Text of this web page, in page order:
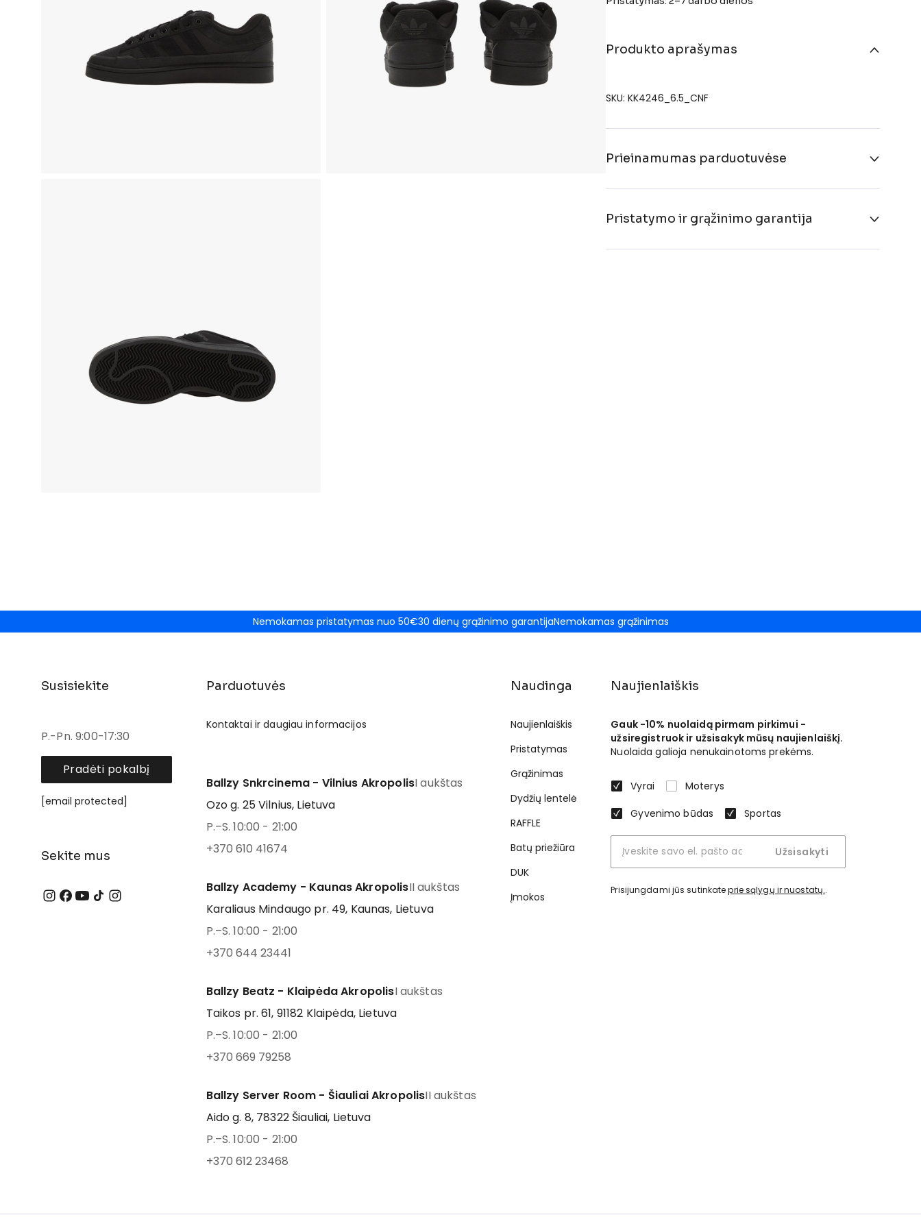
Produkto aprašymas
SKU: KK4246_6.5_CNF
Prieinamumas parduotuvėse
Pristatymo ir grąžinimo garantija
Nemokamas pristatymas nuo 50€30 dienų grąžinimo garantijaNemokamas grąžinimas
Susisiekite
P.-Pn. 9:00-17:30
Pradėti pokalbį
[email protected]
Sekite mus
Parduotuvės
Kontaktai ir daugiau informacijos
Ballzy Snkrcinema - Vilnius AkropolisI aukštas
Ozo g. 25 Vilnius, Lietuva
P.–S. 10:00 - 21:00
+370 610 41674
Ballzy Academy - Kaunas AkropolisII aukštas
Karaliaus Mindaugo pr. 49, Kaunas, Lietuva
P.–S. 10:00 - 21:00
+370 644 23441
Ballzy Beatz - Klaipėda AkropolisI aukštas
Taikos pr. 61, 91182 Klaipėda, Lietuva
P.–S. 10:00 - 21:00
+370 669 79258
Ballzy Server Room - Šiauliai AkropolisII aukštas
Aido g. 8, 78322 Šiauliai, Lietuva
P.–S. 10:00 - 21:00
+370 612 23468
Naudinga
Naujienlaiškis
Pristatymas
Grąžinimas
Dydžių lentelė
RAFFLE
Batų priežiūra
DUK
Įmokos
Naujienlaiškis
Gauk -10% nuolaidą pirmam pirkimui -
užsiregistruok ir užsisakyk mūsų naujienlaiškį.
Nuolaida galioja nenukainotoms prekėms.
Vyrai
Moterys
Gyvenimo būdas
Sportas
Užsisakyti
Prisijungdami jūs sutinkateprie sąlygų ir nuostatų..